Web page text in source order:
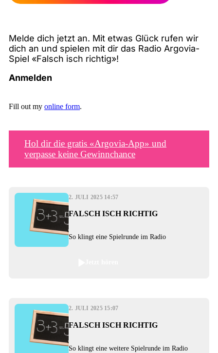
Melde dich jetzt an. Mit etwas Glück rufen wir
dich an und spielen mit dir das Radio Argovia-
Spiel «Falsch isch richtig»!
Anmelden
Fill out my online form.
Hol dir die gratis «Argovia-App» und
verpasse keine Gewinnchance
2. JULI 2025 14:57
FALSCH ISCH RICHTIG
So klingt eine Spielrunde im Radio
2. JULI 2025 15:07
FALSCH ISCH RICHTIG
So klingt eine weitere Spielrunde im Radio